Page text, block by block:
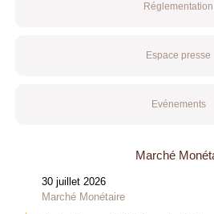
Réglementation
Espace presse
Evénements
Marché
30 juillet 2026
Marché Monétaire